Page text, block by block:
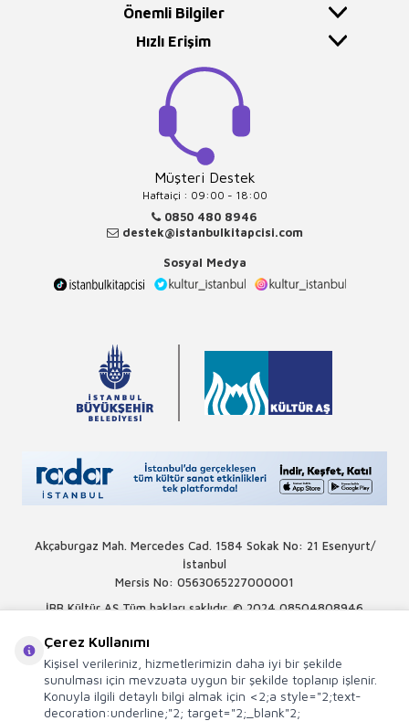
Önemli Bilgiler
Hızlı Erişim
Müşteri Destek
Haftaiçi : 09:00 - 18:00
0850 480 8946
destek@istanbulkitapcisi.com
Sosyal Medya
Akçaburgaz Mah. Mercedes Cad. 1584 Sokak No: 21 Esenyurt/
İstanbul
Mersis No: 0563065227000001
İBB Kültür AŞ Tüm hakları saklıdır. © 2024 08504808946
Çerez Kullanımı
Kişisel verileriniz, hizmetlerimizin daha iyi bir şekilde
sunulması için mevzuata uygun bir şekilde toplanıp işlenir.
Konuyla ilgili detaylı bilgi almak için <2;a style="2;text-
decoration:underline;"2; target="2;_blank"2;